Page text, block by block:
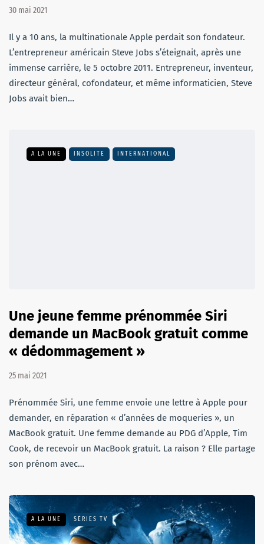
30 mai 2021
Il y a 10 ans, la multinationale Apple perdait son fondateur.
L’entrepreneur américain Steve Jobs s’éteignait, après une
immense carrière, le 5 octobre 2011. Entrepreneur, inventeur,
directeur général, cofondateur, et même informaticien, Steve
Jobs avait bien…
A LA UNE INSOLITE INTERNATIONAL
Une jeune femme prénommée Siri
demande un MacBook gratuit comme
« dédommagement »
25 mai 2021
Prénommée Siri, une femme envoie une lettre à Apple pour
demander, en réparation « d’années de moqueries », un
MacBook gratuit. Une femme demande au PDG d’Apple, Tim
Cook, de recevoir un MacBook gratuit. La raison ? Elle partage
son prénom avec…
A LA UNE SÉRIES TV